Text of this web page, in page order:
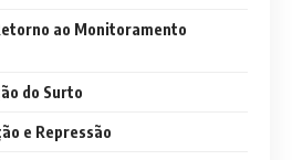
ao Monitoramento
do Surto
e Repressão